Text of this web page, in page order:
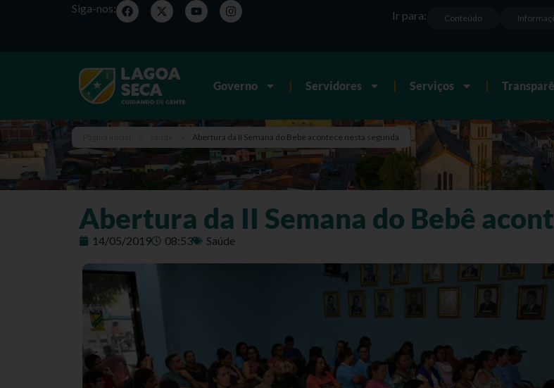
Siga-nos:
Conteúdo
Ir para:
Governo Servidores Serviços
Abertura da II Semana do Bebê acontece nesta segunda
Abertura da II Semana do Bebê
14/05/2019 08:53 Saúde